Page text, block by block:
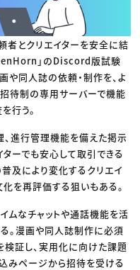
者とクリエイターを安全に結
」のDiscord版試験
同人誌の依頼・制作を、よ
待制の専用サーバーで機能
行う。
進行管理機能を備えた掲示
ーでも安心して取引できる
及により変化するクリエイ
を再評価する狙いもある。
ムなチャットや通話機能を活
。漫画や同人誌制作に必須
証し、実用化に向けた課題
みページから招待を受ける